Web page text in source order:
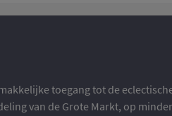
toegang tot de
van de Grote Markt, op